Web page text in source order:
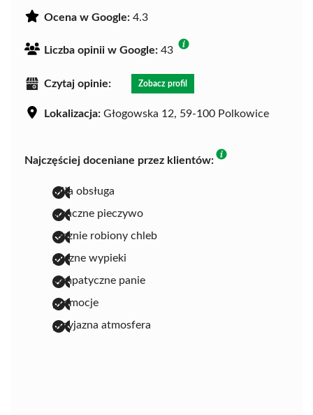
Ocena w Google: 4.3
Liczba opinii w Google: 43
Czytaj opinie: Zobacz profil
Lokalizacja: Głogowska 12, 59-100 Polkowice
Najczęściej doceniane przez klientów:
miła obsługa
smaczne pieczywo
ręcznie robiony chleb
pyszne wypieki
sympatyczne panie
promocje
przyjazna atmosfera